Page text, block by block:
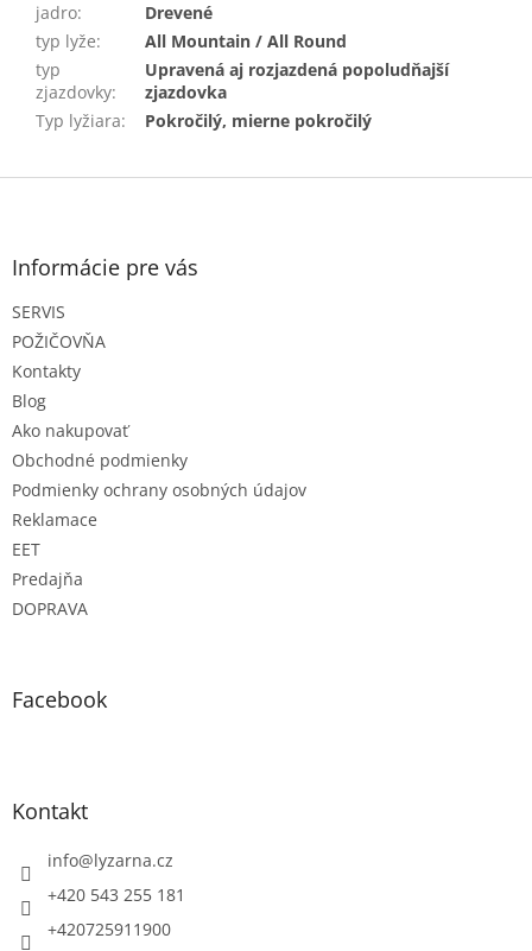
jadro:
Drevené
typ lyže:
All Mountain / All Round
typ
zjazdovky:
Upravená aj rozjazdená popoludňajší
zjazdovka
Typ lyžiara: Pokročilý, mierne pokročilý
Z
Informácie pre vás
SERVIS
POŽIČOVŇA
Kontakty
Blog
Ako nakupovať
Obchodné podmienky
Podmienky ochrany osobných údajov
Reklamace
EET
Predajňa
DOPRAVA
Facebook
Kontakt
info@lyzarna.cz
+420 543 255 181
+420725911900